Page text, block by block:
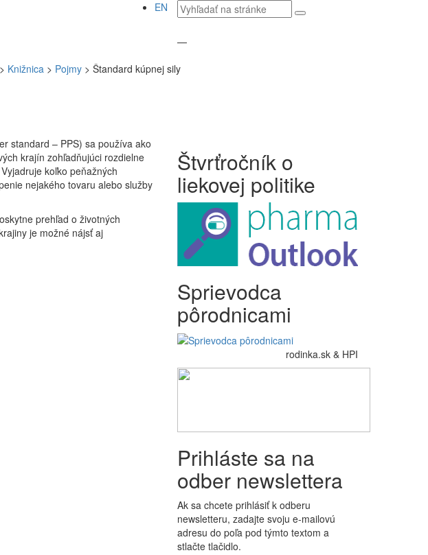
EN
Vyhľadávaný
text
—
> Knižnica> Pojmy> Štandard kúpnej sily
standard – PPS) sa používa ako
krajín zohľadňujúci rozdielne
koľko peňažných
nejakého tovaru alebo služby
prehľad o životných
je možné nájsť aj
Štvrťročník o
liekovej politike
Sprievodca
pôrodnicami
rodinka.sk & HPI
Prihláste sa na
odber newslettera
Ak sa chcete prihlásiť k odberu
newsletteru, zadajte svoju e-mailovú
adresu do poľa pod týmto textom a
stlačte tlačidlo.